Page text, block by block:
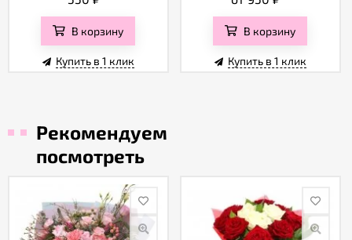
В корзину
Купить в 1 клик
В корзину
Купить в 1 клик
Рекомендуем
посмотреть